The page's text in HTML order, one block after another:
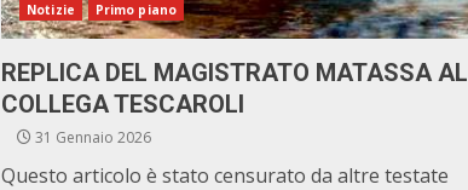
Notizie Primo piano
REPLICA DEL MAGISTRATO MATASSA AL
COLLEGA TESCAROLI
31 Gennaio 2026
Questo articolo è stato censurato da altre testate